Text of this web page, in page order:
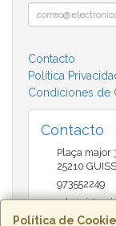
Política de
Contacto
Política
Condiciones de
Contacto
Plaça major
25210
973552249